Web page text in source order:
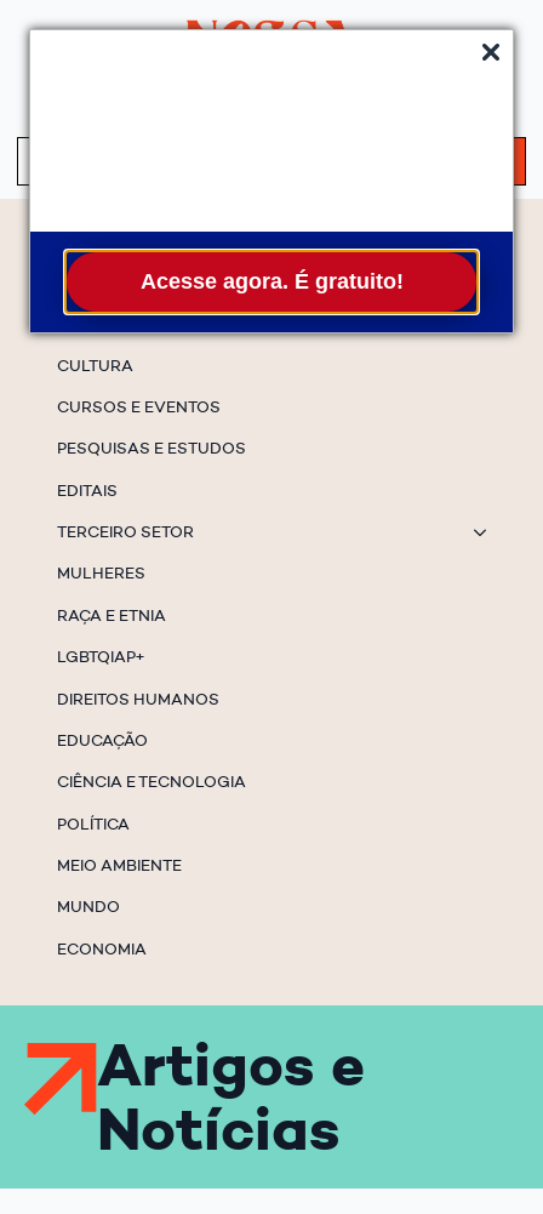
Acesse agora. É gratuito!
Temas
CULTURA
CURSOS E EVENTOS
PESQUISAS E ESTUDOS
EDITAIS
TERCEIRO SETOR
MULHERES
RAÇA E ETNIA
LGBTQIAP+
DIREITOS HUMANOS
EDUCAÇÃO
CIÊNCIA E TECNOLOGIA
POLÍTICA
MEIO AMBIENTE
MUNDO
ECONOMIA
Artigos e
Notícias